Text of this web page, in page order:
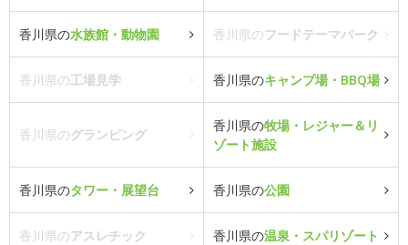
香川県の水族館・動物園 香川県のフードテーマパーク
香川県の工場見学 香川県のキャンプ場・BBQ場
香川県のグランピング
香川県の牧場・レジャー＆リ
ゾート施設
香川県のタワー・展望台 香川県の公園
香川県のアスレチック 香川県の温泉・スパリゾート